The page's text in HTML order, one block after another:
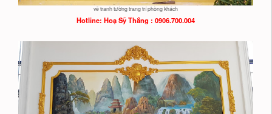
vẽ tranh tường trang trí phòng khách
Hotline: HoạSỹ Thắng : 0906.700.004